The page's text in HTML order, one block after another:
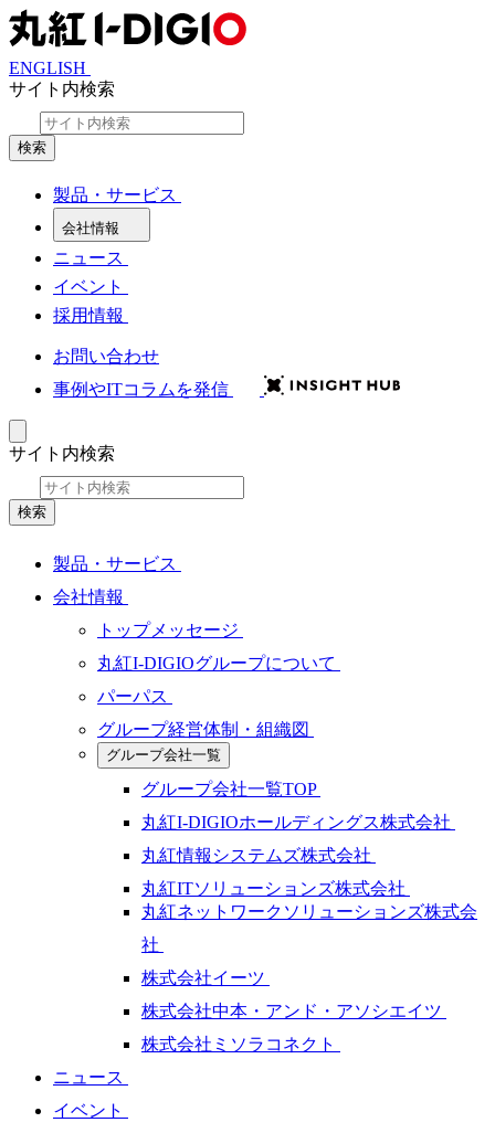
ENGLISH
サイト内検索
検索
製品・サービス
会社情報
ニュース
イベント
採用情報
お問い合わせ
事例やITコラムを発信
サイト内検索
検索
製品・サービス
会社情報
トップメッセージ
丸紅I-DIGIOグループについて
パーパス
グループ経営体制・組織図
グループ会社一覧
グループ会社一覧TOP
丸紅I-DIGIOホールディングス株式会社
丸紅情報システムズ株式会社
丸紅ITソリューションズ株式会社
丸紅ネットワークソリューションズ株式会
社
株式会社イーツ
株式会社中本・アンド・アソシエイツ
株式会社ミソラコネクト
ニュース
イベント